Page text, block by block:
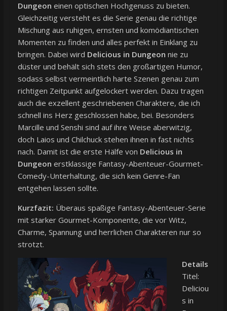
Dungeon einen optischen Hochgenuss zu bieten.
Gleichzeitig versteht es die Serie genau die richtige
Mischung aus ruhigen, ernsten und komödiantischen
Momenten zu finden und alles perfekt in Einklang zu
bringen. Dabei wird Delicious in Dungeon nie zu
düster und behält sich stets den großartigen Humor,
sodass selbst vermeintlich harte Szenen genau zum
richtigen Zeitpunkt aufgelockert werden. Dazu tragen
auch die exzellent geschriebenen Charaktere, die ich
schnell ins Herz geschlossen habe, bei. Besonders
Marcille und Senshi sind auf ihre Weise aberwitzig,
doch Laios und Chilchuck stehen ihnen in fast nichts
nach. Damit ist die erste Hälfe von Delicious in
Dungeon erstklassige Fantasy-Abenteuer-Gourmet-
Comedy-Unterhaltung, die sich kein Genre-Fan
entgehen lassen sollte.
Kurzfazit: Überaus spaßige Fantasy-Abenteuer-Serie
mit starker Gourmet-Komponente, die vor Witz,
Charme, Spannung und herrlichen Charakteren nur so
strotzt.
Details
Titel:
Deliciou
s in